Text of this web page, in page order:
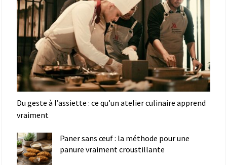
Du geste à l’assiette : ce qu’un atelier culinaire apprend
vraiment
Paner sans œuf : la méthode pour une
panure vraiment croustillante